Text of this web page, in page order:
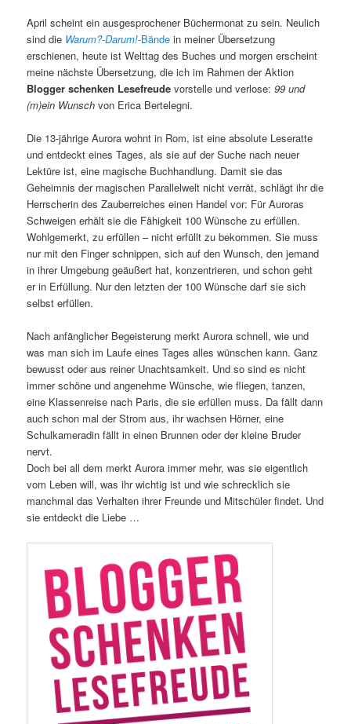
April scheint ein ausgesprochener Büchermonat zu sein. Neulich
sind die Warum?-Darum!-Bände in meiner Übersetzung
erschienen, heute ist Welttag des Buches und morgen erscheint
meine nächste Übersetzung, die ich im Rahmen der Aktion
Blogger schenken Lesefreude vorstelle und verlose:99 und
(m)ein Wunsch von Erica Bertelegni.
Die 13-jährige Aurora wohnt in Rom, ist eine absolute Leseratte
und entdeckt eines Tages, als sie auf der Suche nach neuer
Lektüre ist, eine magische Buchhandlung. Damit sie das
Geheimnis der magischen Parallelwelt nicht verrät, schlägt ihr die
Herrscherin des Zauberreiches einen Handel vor: Für Auroras
Schweigen erhält sie die Fähigkeit 100 Wünsche zu erfüllen.
Wohlgemerkt, zu erfüllen – nicht erfüllt zu bekommen. Sie muss
nur mit den Finger schnippen, sich auf den Wunsch, den jemand
in ihrer Umgebung geäußert hat, konzentrieren, und schon geht
er in Erfüllung. Nur den letzten der 100 Wünsche darf sie sich
selbst erfüllen.
Nach anfänglicher Begeisterung merkt Aurora schnell, wie und
was man sich im Laufe eines Tages alles wünschen kann. Ganz
bewusst oder aus reiner Unachtsamkeit. Und so sind es nicht
immer schöne und angenehme Wünsche, wie fliegen, tanzen,
eine Klassenreise nach Paris, die sie erfüllen muss. Da fällt dann
auch schon mal der Strom aus, ihr wachsen Hörner, eine
Schulkameradin fällt in einen Brunnen oder der kleine Bruder
nervt.
Doch bei all dem merkt Aurora immer mehr, was sie eigentlich
vom Leben will, was ihr wichtig ist und wie schrecklich sie
manchmal das Verhalten ihrer Freunde und Mitschüler findet. Und
sie entdeckt die Liebe …